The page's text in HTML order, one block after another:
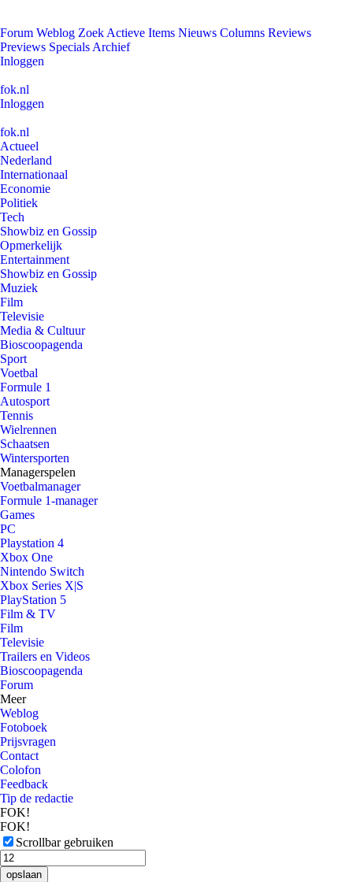
Forum Weblog Zoek Actieve Items Nieuws Columns Reviews
Previews Specials Archief
Inloggen
fok.nl
Inloggen
fok.nl
Actueel
Nederland
Internationaal
Economie
Politiek
Tech
Showbiz en Gossip
Opmerkelijk
Entertainment
Showbiz en Gossip
Muziek
Film
Televisie
Media & Cultuur
Bioscoopagenda
Sport
Voetbal
Formule 1
Autosport
Tennis
Wielrennen
Schaatsen
Wintersporten
Managerspelen
Voetbalmanager
Formule 1-manager
Games
PC
Playstation 4
Xbox One
Nintendo Switch
Xbox Series X|S
PlayStation 5
Film & TV
Film
Televisie
Trailers en Videos
Bioscoopagenda
Forum
Meer
Weblog
Fotoboek
Prijsvragen
Contact
Colofon
Feedback
Tip de redactie
FOK!
FOK!
Scrollbar gebruiken
opslaan